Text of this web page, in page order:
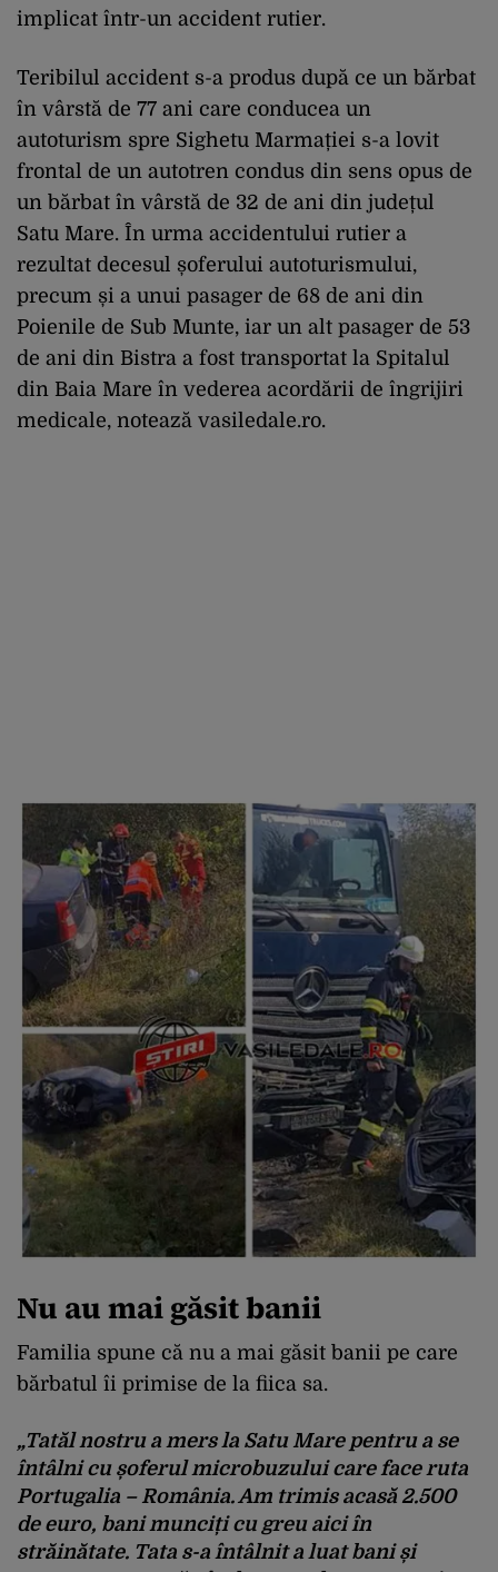
implicat într-un accident rutier.
Teribilul accident s-a produs după ce un bărbat
în vârstă de 77 ani care conducea un
autoturism spre Sighetu Marmației s-a lovit
frontal de un autotren condus din sens opus de
un bărbat în vârstă de 32 de ani din județul
Satu Mare. În urma accidentului rutier a
rezultat decesul șoferului autoturismului,
precum și a unui pasager de 68 de ani din
Poienile de Sub Munte, iar un alt pasager de 53
de ani din Bistra a fost transportat la Spitalul
din Baia Mare în vederea acordării de îngrijiri
medicale, notează vasiledale.ro.
Nu au mai găsit banii
Familia spune că nu a mai găsit banii pe care
bărbatul îi primise de la fiica sa.
„Tatăl nostru a mers la Satu Mare pentru a se
întâlni cu șoferul microbuzului care face ruta
Portugalia – România. Am trimis acasă 2.500
de euro, bani munciți cu greu aici în
străinătate. Tata s-a întâlnit a luat bani și